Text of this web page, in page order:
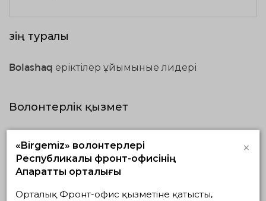
Өзің туралы
Bolashaq еріктілер ұйымыные лидері
Волонтерлік қызмет
жатқандар
Белсенді жобалар жоқ
«Birgemiz» волонтерлері
Республикалық фронт-офисінің
Ақпараттық орталығы
×
Орталық Фронт-офис қызметіне қатысты,